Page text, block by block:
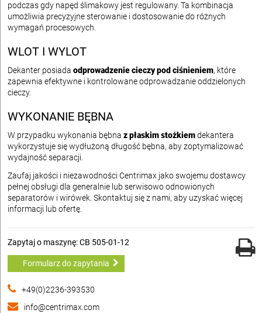
podczas gdy napęd ślimakowy jest regulowany. Ta kombinacja
umożliwia precyzyjne sterowanie i dostosowanie do różnych
wymagań procesowych.
WLOT I WYLOT
Dekanter posiada odprowadzenie cieczy pod ciśnieniem, które
zapewnia efektywne i kontrolowane odprowadzanie oddzielonych
cieczy.
WYKONANIE BĘBNA
W przypadku wykonania bębna z płaskim stożkiemdekantera
wykorzystuje się wydłużoną długość bębna, aby zoptymalizować
wydajność separacji.
Zaufaj jakości i niezawodności Centrimax jako swojemu dostawcy
pełnej obsługi dla generalnie lub serwisowo odnowionych
separatorów i wirówek. Skontaktuj się z nami, aby uzyskać więcej
informacji lub ofertę.
Zapytaj o maszynę: CB 505-01-12
Formularz do zapytania
+49(0)2236-393530
info@centrimax.com